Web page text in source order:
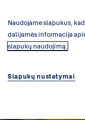
Naudojame slapukus,
dalijamės informacija
slapukų naudojimą.
Slapukų nustatymai